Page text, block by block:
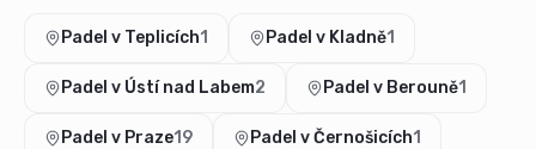
Padel v Teplicích1 Padel v Kladně1
Padel v Ústí nad Labem2 Padel v Berouně1
Padel v Praze19 Padel v Černošicích1